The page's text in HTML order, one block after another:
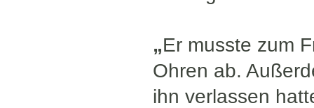
„Er musste zum
Ohren ab.
ihn verlassen